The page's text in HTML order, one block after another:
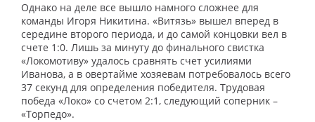
Однако на деле все вышло намного сложнее для
команды Игоря Никитина. «Витязь» вышел вперед в
середине второго периода, и до самой концовки вел в
счете 1:0. Лишь за минуту до финального свистка
«Локомотиву» удалось сравнять счет усилиями
Иванова, а в овертайме хозяевам потребовалось всего
37 секунд для определения победителя. Трудовая
победа «Локо» со счетом 2:1, следующий соперник –
«Торпедо».